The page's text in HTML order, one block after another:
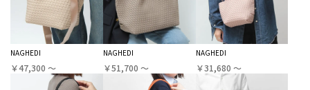
NAGHEDI
￥47,300 〜
NAGHEDI
￥51,700 〜
NAGHEDI
￥31,680 〜